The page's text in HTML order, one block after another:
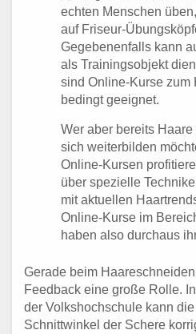
echten Menschen
auf Friseur-
Gegebenenfalls kann
als Trainingsobjekt
sind Online-Kurse zum
bedingt geeignet.
Wer aber bereits
sich weiterbilden
Online-Kursen
über spezielle
mit aktuellen
Online-Kurse im
haben also durchaus
Gerade beim
Feedback eine große Rolle.
der Volkshochschule kann
Schnittwinkel der Schere